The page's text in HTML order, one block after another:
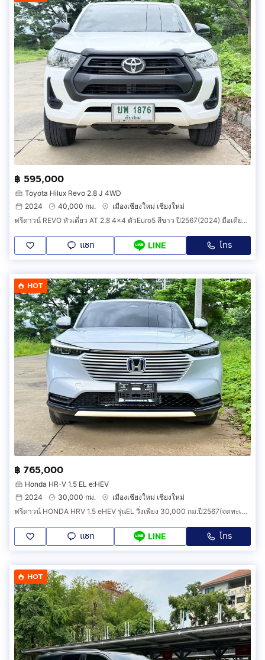
฿ 595,000
Toyota Hilux Revo 2.8 J 4WD
2024
40,000 กม.
เมืองเชียงใหม่ เชียงใหม่
ฟรีดาวน์ REVO หัวเดี่ยว AT 2.8 4x4 ตัวEuro5 สีขาว ปี2567(2024) มือเดียวเชียงใหม่ วิ่งเพียง 40,000 กม. รถบ้านเดิมๆ ไม่ได้ใช้บรรทุกหนัก.
แชท LINE โทร
HOT
฿ 765,000
Honda HR-V 1.5 EL e:HEV
2024
30,000 กม.
เมืองเชียงใหม่ เชียงใหม่
ฟรีดาวน์ HONDA HRV 1.5 eHEV รุ่นEL วิ่งเพียง 30,000 กม.ปี2567(จดทะเบียน 2024) รถมือเดียวป้ายแดงออกศูนย์ฮอนด้า รถสวยสีขาว.
แชท LINE โทร
HOT